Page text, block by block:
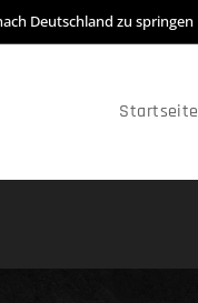
Deutschland zu springen
Startseite